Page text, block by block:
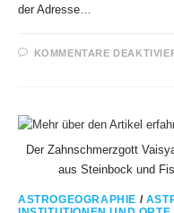
der Adresse…
KOMMENTARE
Der Zahnschmerzgott
aus Steinbock und
ASTROGEOGRAPHIE /